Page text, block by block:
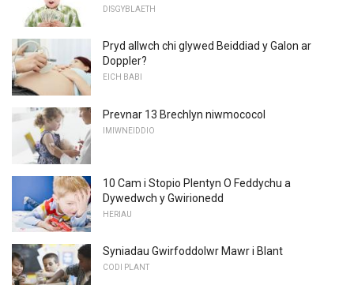
DISGYBLAETH
Pryd allwch chi glywed Beiddiad y Galon ar
Doppler?
EICH BABI
Prevnar 13 Brechlyn niwmococol
IMIWNEIDDIO
10 Cam i Stopio Plentyn O Feddychu a
Dywedwch y Gwirionedd
HERIAU
Syniadau Gwirfoddolwr Mawr i Blant
CODI PLANT